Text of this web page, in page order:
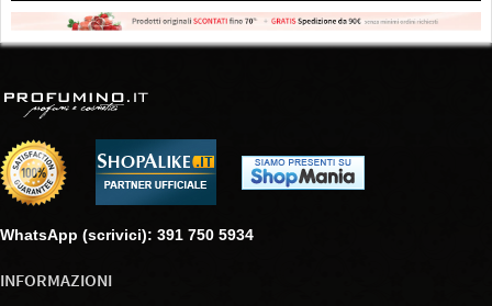
WhatsApp (scrivici): 391 750 5934
INFORMAZIONI